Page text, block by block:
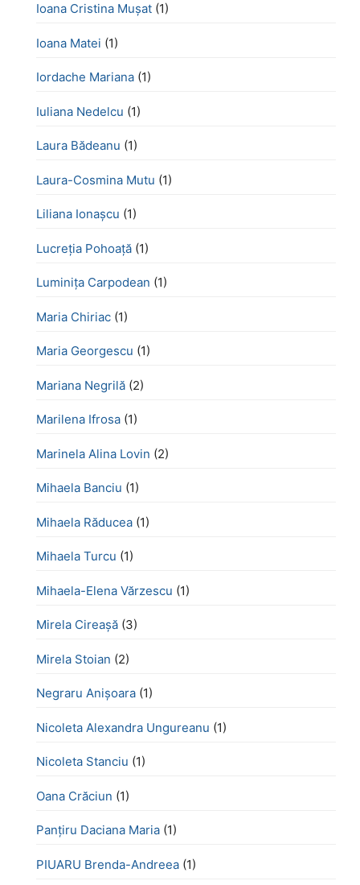
Ioana Cristina Mușat (1)
Ioana Matei (1)
Iordache Mariana (1)
Iuliana Nedelcu (1)
Laura Bădeanu (1)
Laura-Cosmina Mutu (1)
Liliana Ionașcu (1)
Lucreţia Pohoaţă (1)
Luminița Carpodean (1)
Maria Chiriac (1)
Maria Georgescu (1)
Mariana Negrilă (2)
Marilena Ifrosa (1)
Marinela Alina Lovin (2)
Mihaela Banciu (1)
Mihaela Răducea (1)
Mihaela Turcu (1)
Mihaela-Elena Vărzescu (1)
Mirela Cireașă (3)
Mirela Stoian (2)
Negraru Anișoara (1)
Nicoleta Alexandra Ungureanu (1)
Nicoleta Stanciu (1)
Oana Crăciun (1)
Panțiru Daciana Maria (1)
PIUARU Brenda-Andreea (1)